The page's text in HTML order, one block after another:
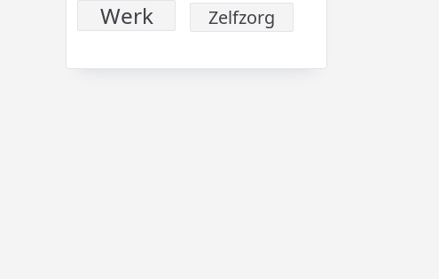
Werk Zelfzorg